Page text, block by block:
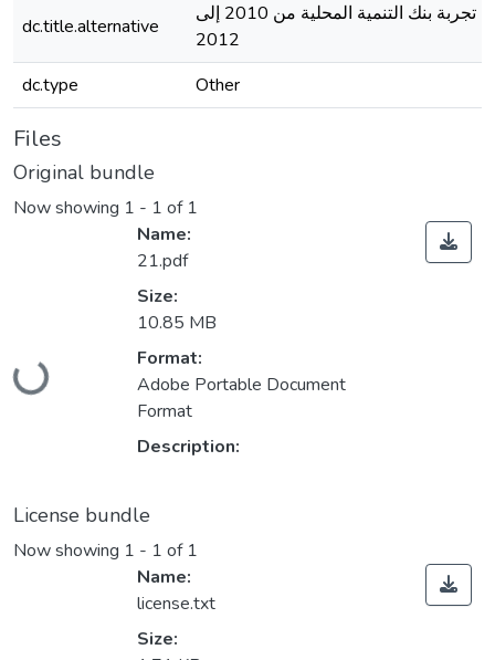
dc.title.alternative
تجربة بنك التنمية المحلية من 2010 إلى
2012
dc.type Other
Files
Original bundle
Now showing 1 - 1 of 1
Loading...
Name:
21.pdf
Size:
10.85 MB
Format:
Adobe Portable Document
Format
Description:
License bundle
Now showing 1 - 1 of 1
Name:
license.txt
Size: